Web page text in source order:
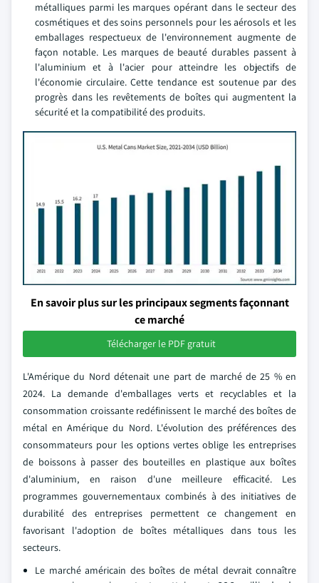
métalliques parmi les marques opérant dans le secteur des
cosmétiques et des soins personnels pour les aérosols et les
emballages respectueux de l'environnement augmente de
façon notable. Les marques de beauté durables passent à
l'aluminium et à l'acier pour atteindre les objectifs de
l'économie circulaire. Cette tendance est soutenue par des
progrès dans les revêtements de boîtes qui augmentent la
sécurité et la compatibilité des produits.
En savoir plus sur les principaux segments façonnant
ce marché
Télécharger le PDF gratuit
L'Amérique du Nord détenait une part de marché de 25 % en
2024. La demande d'emballages verts et recyclables et la
consommation croissante redéfinissent le marché des boîtes de
métal en Amérique du Nord. L'évolution des préférences des
consommateurs pour les options vertes oblige les entreprises
de boissons à passer des bouteilles en plastique aux boîtes
d'aluminium, en raison d'une meilleure efficacité. Les
programmes gouvernementaux combinés à des initiatives de
durabilité des entreprises permettent ce changement en
favorisant l'adoption de boîtes métalliques dans tous les
secteurs.
Le marché américain des boîtes de métal devrait connaître